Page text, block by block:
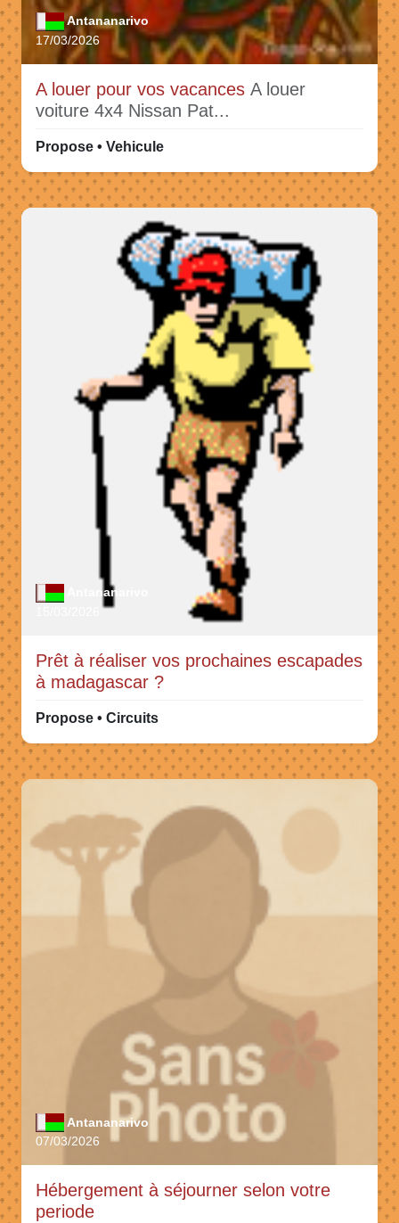
Antananarivo
17/03/2026
A louer pour vos vacances A louer
voiture 4x4 Nissan Pat...
Propose • Vehicule
Antananarivo
Prêt à réaliser vos prochaines escapades
à madagascar ?
Propose • Circuits
Antananarivo
07/03/2026
Hébergement à séjourner selon votre
periode